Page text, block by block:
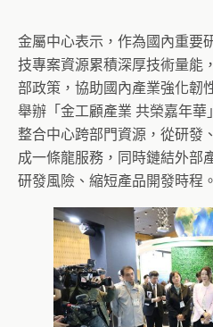
金屬中心表示，作為國內重要
技專案資源累積深厚技術量能
部政策，協助國內產業強化韌
舉辦「金工顧產業 共榮嘉年
整合中心跨部門資源，從研發
成一條龍服務，同時鏈結外部
研發風險、縮短產品開發時程。